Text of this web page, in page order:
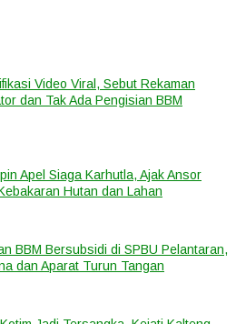
Video Viral, Sebut Rekaman
dan Tak Ada Pengisian BBM
Apel Siaga Karhutla, Ajak Ansor
Hutan dan Lahan
BBM Bersubsidi di SPBU Pelantaran,
dan Aparat Turun Tangan